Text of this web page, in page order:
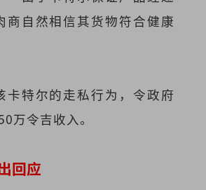
商自然相信其货物符合健康
卡特尔的走私行为，令政府
万令吉收入。
回应